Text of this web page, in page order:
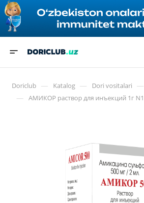
Doriclub — Katalog — Dori vositalari —
— АМИКОР раствор для инъекций 1г N1